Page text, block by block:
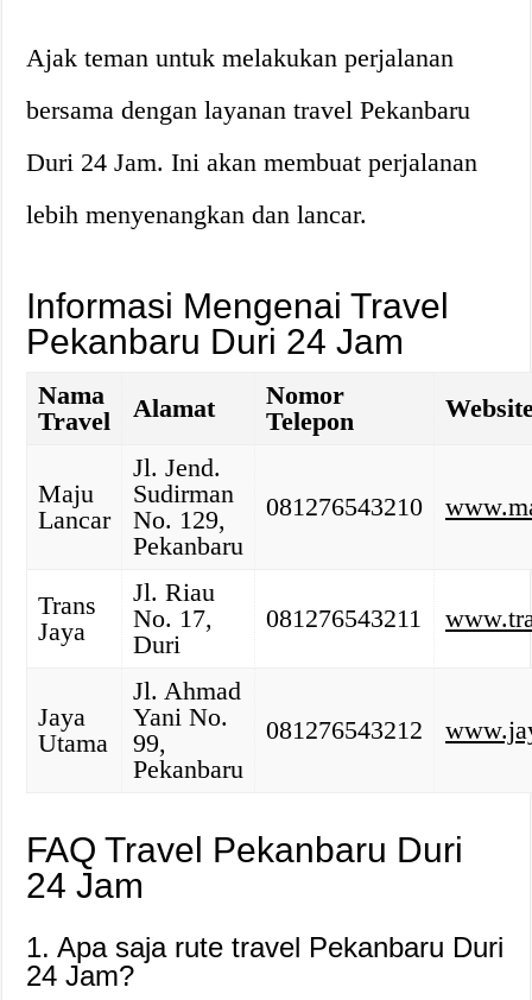
Ajak teman untuk melakukan perjalanan
bersama dengan layanan travel Pekanbaru
Duri 24 Jam. Ini akan membuat perjalanan
lebih menyenangkan dan lancar.
Informasi Mengenai Travel
Pekanbaru Duri 24 Jam
Nama
Travel
Alamat
Nomor
Telepon
Maju
Lancar
Jl. Jend.
Sudirman
No. 129,
Pekanbaru
081276543210
Trans
Jaya
Jl. Riau
No. 17,
Duri
081276543211
Jaya
Utama
Jl. Ahmad
Yani No.
99,
Pekanbaru
081276543212
FAQ Travel Pekanbaru Duri
24 Jam
1. Apa saja rute travel Pekanbaru Duri
24 Jam?